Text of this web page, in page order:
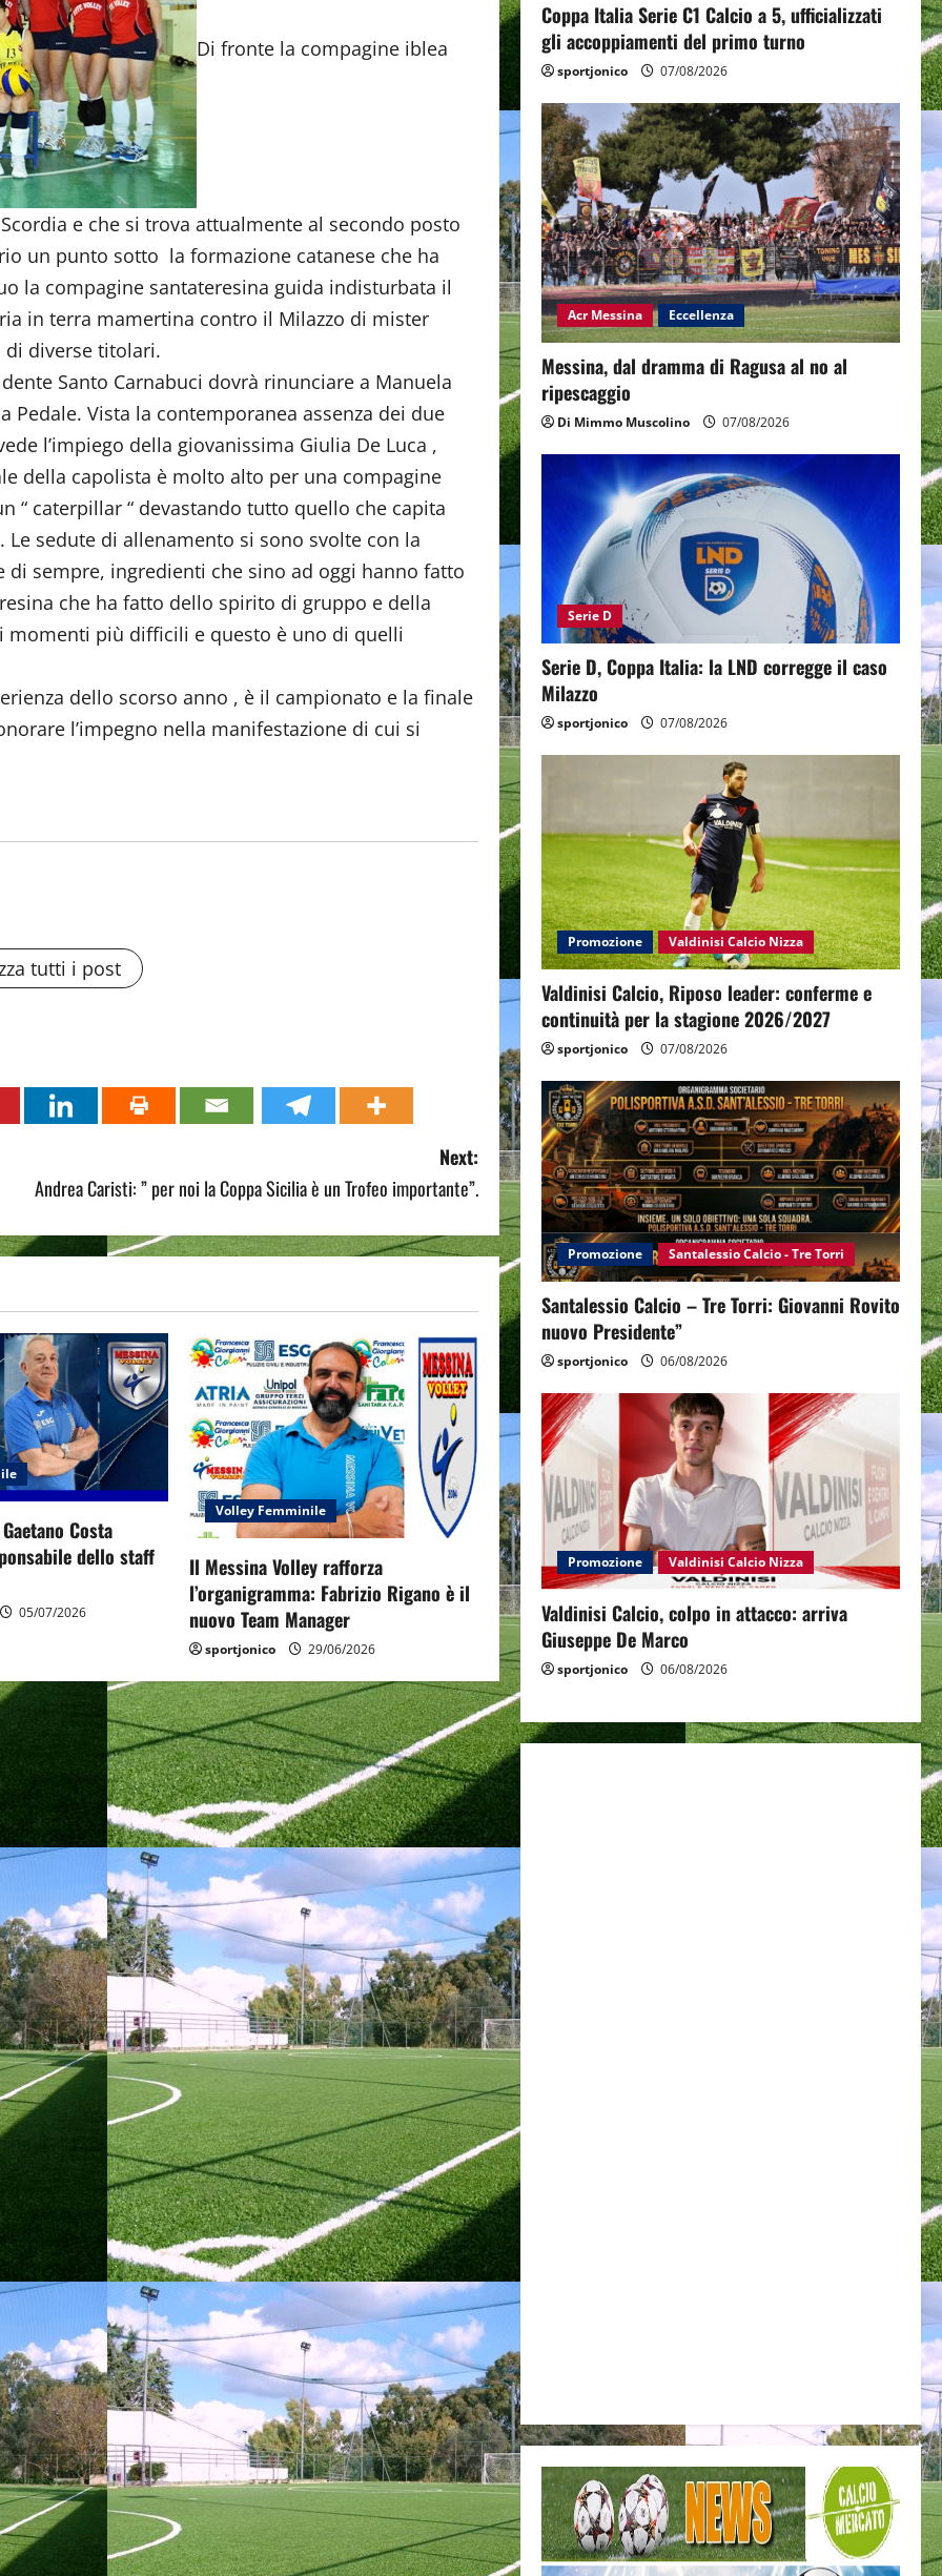
Di fronte la compagine iblea
e che si trova attualmente al secondo posto
un punto sotto la formazione catanese che ha
la compagine santateresina guida indisturbata il
in terra mamertina contro il Milazzo di mister
di diverse titolari.
Santo Carnabuci dovrà rinunciare a Manuela
Pedale. Vista la contemporanea assenza dei due
l’impiego della giovanissima Giulia De Luca ,
della capolista è molto alto per una compagine
“ caterpillar “ devastando tutto quello che capita
sedute di allenamento si sono svolte con la
sempre, ingredienti che sino ad oggi hanno fatto
che ha fatto dello spirito di gruppo e della
più difficili e questo è uno di quelli
dello scorso anno , è il campionato e la finale
l’impegno nella manifestazione di cui si
tutti i post
Next:
Andrea Caristi: ” per noi la Coppa Sicilia è un Trofeo importante”.
Costa
dello staff
05/07/2026
Volley Femminile
Il Messina Volley rafforza
l’organigramma: Fabrizio Rigano è il
nuovo Team Manager
sportjonico 29/06/2026
Coppa Italia Serie C1 Calcio a 5, ufficializzati
gli accoppiamenti del primo turno
sportjonico 07/08/2026
Acr Messina Eccellenza
Messina, dal dramma di Ragusa al no al
ripescaggio
Di Mimmo Muscolino 07/08/2026
Serie D
Serie D, Coppa Italia: la LND corregge il caso
Milazzo
sportjonico 07/08/2026
Promozione Valdinisi Calcio Nizza
Valdinisi Calcio, Riposo leader: conferme e
continuità per la stagione 2026/2027
sportjonico 07/08/2026
Promozione Santalessio Calcio - Tre Torri
Santalessio Calcio – Tre Torri: Giovanni Rovito
nuovo Presidente”
sportjonico 06/08/2026
Promozione Valdinisi Calcio Nizza
Valdinisi Calcio, colpo in attacco: arriva
Giuseppe De Marco
sportjonico 06/08/2026